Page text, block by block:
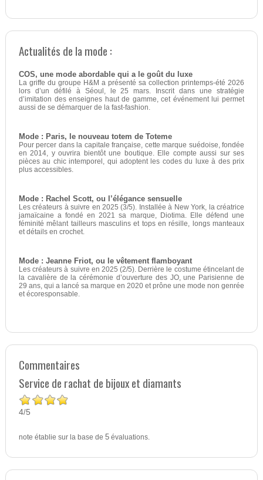
Actualités de la mode :
COS, une mode abordable qui a le goût du luxe
La griffe du groupe H&M a présenté sa collection printemps-été 2026
lors d’un défilé à Séoul, le 25 mars. Inscrit dans une stratégie
d’imitation des enseignes haut de gamme, cet événement lui permet
aussi de se démarquer de la fast-fashion.
Mode : Paris, le nouveau totem de Toteme
Pour percer dans la capitale française, cette marque suédoise, fondée
en 2014, y ouvrira bientôt une boutique. Elle compte aussi sur ses
pièces au chic intemporel, qui adoptent les codes du luxe à des prix
plus accessibles.
Mode : Rachel Scott, ou l’élégance sensuelle
Les créateurs à suivre en 2025 (3/5). Installée à New York, la créatrice
jamaïcaine a fondé en 2021 sa marque, Diotima. Elle défend une
féminité mêlant tailleurs masculins et tops en résille, longs manteaux
et détails en crochet.
Mode : Jeanne Friot, ou le vêtement flamboyant
Les créateurs à suivre en 2025 (2/5). Derrière le costume étincelant de
la cavalière de la cérémonie d’ouverture des JO, une Parisienne de
29 ans, qui a lancé sa marque en 2020 et prône une mode non genrée
et écoresponsable.
Commentaires
Service de rachat de bijoux et diamants
4/5
note établie sur la base de 5évaluations.